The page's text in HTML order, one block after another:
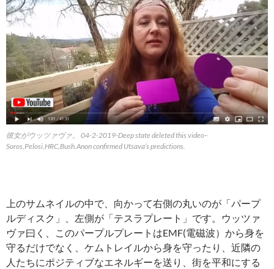
彼女がウッツァヴァ。 04-2-2019-Deep state deleted this video–
Soros,Pelosi,HRC,Bush.Anon confirmed Utsava’s predictions.
上のサムネイルの中で、向かって右側の丸いのが「パープ
ルディスク」、左側が「テスラプレート」です。ウッツァ
ヴァ曰く、このパープルプレートはEMF(電磁波）から身を
守るだけでなく、ケムトレイルから身を守ったり、近隣の
人たちにポジティブなエネルギーを送り、街を平和にする